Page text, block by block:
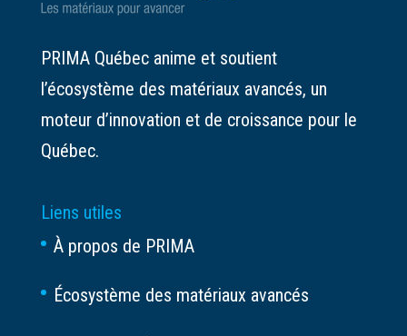
PRIMA Québec anime et soutient
l’écosystème des matériaux avancés, un
moteur d’innovation et de croissance pour le
Québec.
Liens utiles
À propos de PRIMA
Écosystème des matériaux avancés